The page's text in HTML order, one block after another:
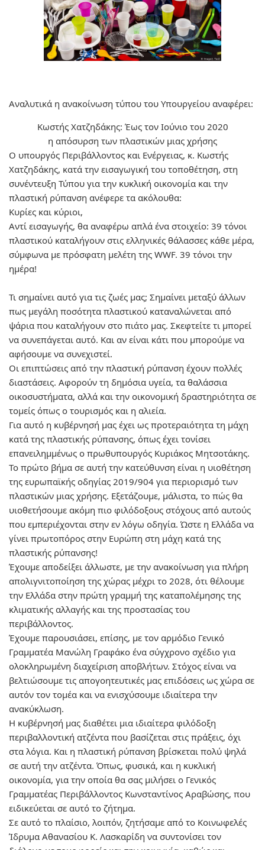
Αναλυτικά η ανακοίνωση τύπου του Υπουργείου αναφέρει:
Κωστής Χατζηδάκης: Έως τον Ιούνιο του 2020
η απόσυρση των πλαστικών μιας χρήσης
Ο υπουργός Περιβάλλοντος και Ενέργειας, κ. Κωστής
Χατζηδάκης, κατά την εισαγωγική του τοποθέτηση, στη
συνέντευξη Τύπου για την κυκλική οικονομία και την
πλαστική ρύπανση ανέφερε τα ακόλουθα:
Κυρίες και κύριοι,
Αντί εισαγωγής, θα αναφέρω απλά ένα στοιχείο: 39 τόνοι
πλαστικού καταλήγουν στις ελληνικές θάλασσες κάθε μέρα,
σύμφωνα με πρόσφατη μελέτη της WWF. 39 τόνοι την
ημέρα!
Τι σημαίνει αυτό για τις ζωές μας; Σημαίνει μεταξύ άλλων
πως μεγάλη ποσότητα πλαστικού καταναλώνεται από
ψάρια που καταλήγουν στο πιάτο μας. Σκεφτείτε τι μπορεί
να συνεπάγεται αυτό. Και αν είναι κάτι που μπορούμε να
αφήσουμε να συνεχιστεί.
Οι επιπτώσεις από την πλαστική ρύπανση έχουν πολλές
διαστάσεις. Αφορούν τη δημόσια υγεία, τα θαλάσσια
οικοσυστήματα, αλλά και την οικονομική δραστηριότητα σε
τομείς όπως ο τουρισμός και η αλιεία.
Για αυτό η κυβέρνησή μας έχει ως προτεραιότητα τη μάχη
κατά της πλαστικής ρύπανσης, όπως έχει τονίσει
επανειλημμένως ο πρωθυπουργός Κυριάκος Μητσοτάκης.
Το πρώτο βήμα σε αυτή την κατεύθυνση είναι η υιοθέτηση
της ευρωπαϊκής οδηγίας 2019/904 για περιορισμό των
πλαστικών μιας χρήσης. Εξετάζουμε, μάλιστα, το πώς θα
υιοθετήσουμε ακόμη πιο φιλόδοξους στόχους από αυτούς
που εμπεριέχονται στην εν λόγω οδηγία. Ώστε η Ελλάδα να
γίνει πρωτοπόρος στην Ευρώπη στη μάχη κατά της
πλαστικής ρύπανσης!
Έχουμε αποδείξει άλλωστε, με την ανακοίνωση για πλήρη
απολιγνιτοποίηση της χώρας μέχρι το 2028, ότι θέλουμε
την Ελλάδα στην πρώτη γραμμή της καταπολέμησης της
κλιματικής αλλαγής και της προστασίας του
περιβάλλοντος.
Έχουμε παρουσιάσει, επίσης, με τον αρμόδιο Γενικό
Γραμματέα Μανώλη Γραφάκο ένα σύγχρονο σχέδιο για
ολοκληρωμένη διαχείριση αποβλήτων. Στόχος είναι να
βελτιώσουμε τις απογοητευτικές μας επιδόσεις ως χώρα σε
αυτόν τον τομέα και να ενισχύσουμε ιδιαίτερα την
ανακύκλωση.
Η κυβέρνησή μας διαθέτει μια ιδιαίτερα φιλόδοξη
περιβαλλοντική ατζέντα που βασίζεται στις πράξεις, όχι
στα λόγια. Και η πλαστική ρύπανση βρίσκεται πολύ ψηλά
σε αυτή την ατζέντα. Όπως, φυσικά, και η κυκλική
οικονομία, για την οποία θα σας μιλήσει ο Γενικός
Γραμματέας Περιβάλλοντος Κωνσταντίνος Αραβώσης, που
ειδικεύεται σε αυτό το ζήτημα.
Σε αυτό το πλαίσιο, λοιπόν, ζητήσαμε από το Κοινωφελές
Ίδρυμα Αθανασίου Κ. Λασκαρίδη να συντονίσει τον